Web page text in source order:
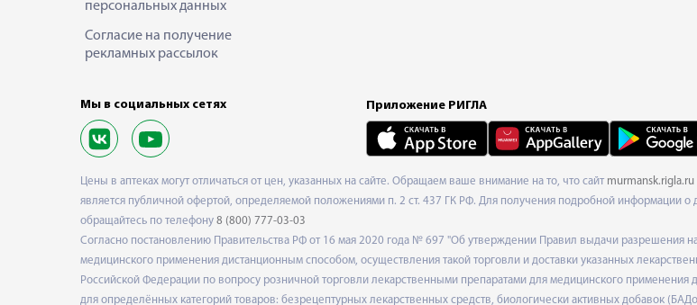
персональных данных
Согласие на получение
рекламных рассылок
Мы в социальных сетях Приложение РИГЛА
Цены в аптеках могут отличаться от цен, указанных на сайте. Обращаем ваше внимание на то, что сайт murmansk.rigla.ru
является публичной офертой, определяемой положениями п. 2 ст. 437 ГК РФ. Для получения подробной информации о
обращайтесь по телефону 8 (800) 777-03-03
Согласно постановлению Правительства РФ от 16 мая 2020 года № 697 "Об утверждении Правил выдачи разрешения
медицинского применения дистанционным способом, осуществления такой торговли и доставки указанных
Российской Федерации по вопросу розничной торговли лекарственными препаратами для медицинского применения
для определённых категорий товаров: безрецептурных лекарственных средств, биологически активных добавок